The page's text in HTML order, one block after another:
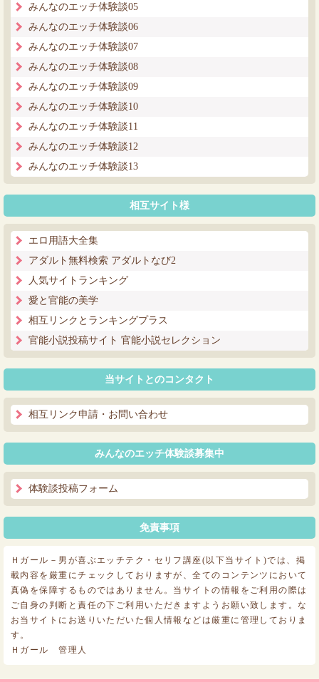
みんなのエッチ体験談05
みんなのエッチ体験談06
みんなのエッチ体験談07
みんなのエッチ体験談08
みんなのエッチ体験談09
みんなのエッチ体験談10
みんなのエッチ体験談11
みんなのエッチ体験談12
みんなのエッチ体験談13
相互サイト様
エロ用語大全集
アダルト無料検索 アダルトなび2
人気サイトランキング
愛と官能の美学
相互リンクとランキングプラス
官能小説投稿サイト 官能小説セレクション
当サイトとのコンタクト
相互リンク申請・お問い合わせ
みんなのエッチ体験談募集中
体験談投稿フォーム
免責事項
Ｈガール－男が喜ぶエッチテク・セリフ講座(以下当サイト)では、掲
載内容を厳重にチェックしておりますが、全てのコンテンツにおいて
真偽を保障するものではありません。当サイトの情報をご利用の際は
ご自身の判断と責任の下ご利用いただきますようお願い致します。な
お当サイトにお送りいただいた個人情報などは厳重に管理しておりま
す。
Ｈガール 管理人